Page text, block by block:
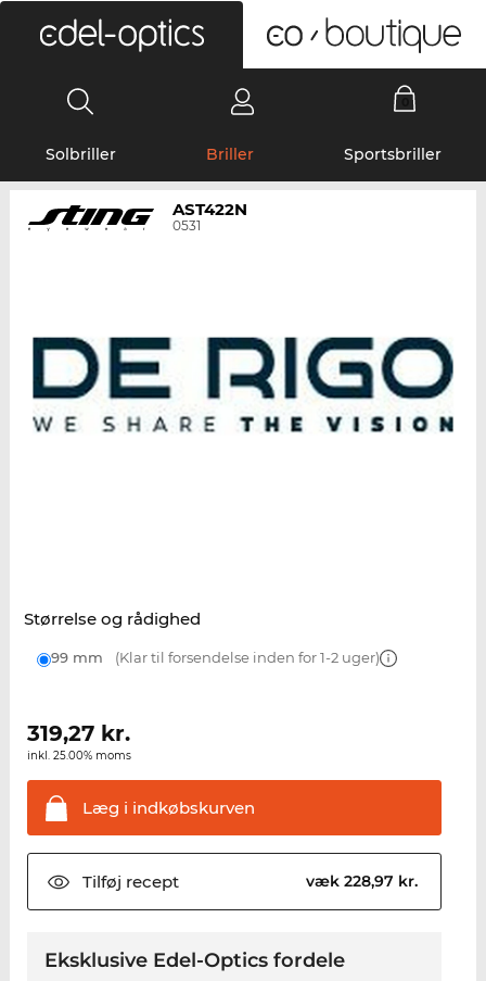
Solbriller Briller Sportsbriller
AST422N
0531
Størrelse og rådighed
99 mm (Klar til forsendelse inden for 1-2 uger)
319,27kr.
inkl. 25.00% moms
Læg i indkøbskurven
Tilføj recept væk 228,97 kr.
Eksklusive Edel-Optics fordele